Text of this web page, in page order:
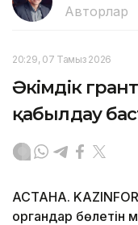
Авторлар
20:29, 07 Тамыз 2026
Әкімдік
қабылдау
АСТАНА.
органдар бөлетін